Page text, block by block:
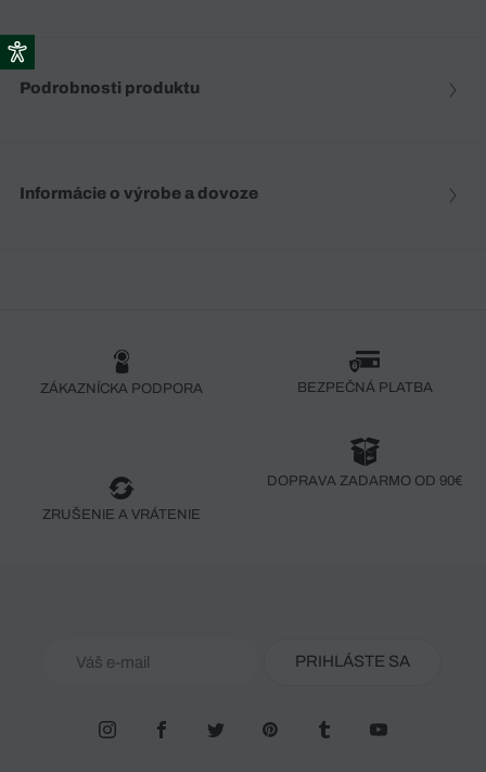
Podrobnosti produktu
Informácie o výrobe a dovoze
ZÁKAZNÍCKA PODPORA BEZPEČNÁ PLATBA
ZRUŠENIE A VRÁTENIE
DOPRAVA ZADARMO OD 90€
PRIHLÁSTE SA